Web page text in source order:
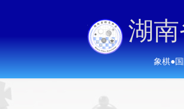
象棋●
湖